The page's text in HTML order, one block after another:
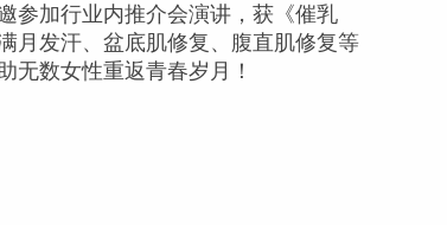
参加行业内推介会演讲，获《催乳
月发汗、盆底肌修复、腹直肌修复等
无数女性重返青春岁月！